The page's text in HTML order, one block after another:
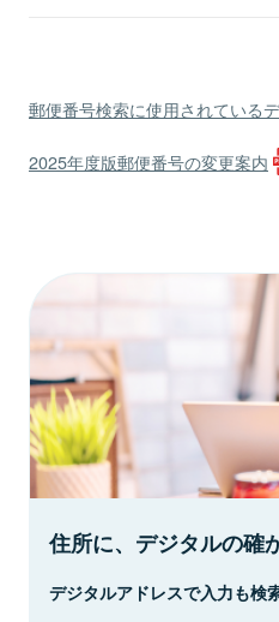
郵便番号検索に使用されている
2025年度版郵便番号の変更案内
住所に、デジタルの確
デジタルアドレスで入力も検